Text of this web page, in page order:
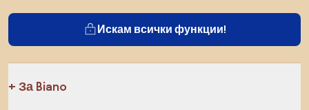
Искам всички функции!
За Biano